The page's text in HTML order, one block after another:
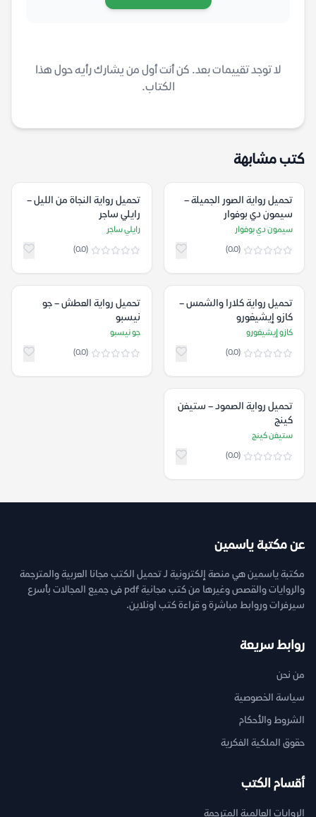
لا توجد تقييمات بعد. كن أنت أول من يشارك رأيه حول هذا
الكتاب.
كتب مشابهة
تحميل رواية الصور الجميلة –
سيمون دي بوفوار
سيمون دي بوفوار
(0.0)
تحميل رواية النجاة من الليل –
رايلي ساجر
رايلي ساجر
(0.0)
تحميل رواية كلارا والشمس –
كازو إيشيغورو
كازو إيشيغورو
(0.0)
تحميل رواية العطش – جو
نيسبو
جو نيسبو
(0.0)
تحميل رواية الصمود – ستيفن
كينج
ستيفن كينج
(0.0)
عن مكتبة ياسمين
مكتبة ياسمين هي منصة إلكترونية لـ تحميل الكتب مجانا العربية والمترجمة
والروايات والقصص وغيرها من كتب مجانية pdf فى جميع المجالات بأسرع
سيرفرات وروابط مباشرة و قراءة كتب اونلاين.
روابط سريعة
من نحن
سياسة الخصوصية
الشروط والأحكام
حقوق الملكية الفكرية
أقسام الكتب
الروايات العالمية المترجمة